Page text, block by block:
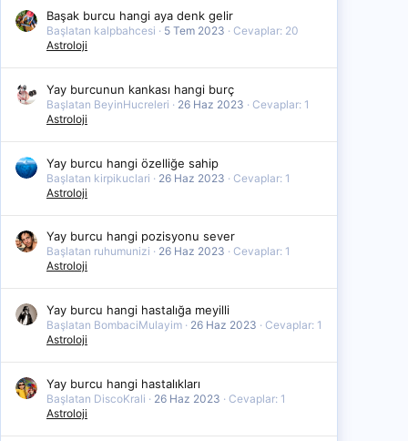
Başak burcu hangi aya denk gelir
Başlatan kalpbahcesi 5 Tem 2023
Cevaplar: 20
Astroloji
Yay burcunun kankası hangi burç
Başlatan BeyinHucreleri 26 Haz 2023
Cevaplar: 1
Astroloji
Yay burcu hangi özelliğe sahip
Başlatan kirpikuclari 26 Haz 2023
Cevaplar: 1
Astroloji
Yay burcu hangi pozisyonu sever
Başlatan ruhumunizi 26 Haz 2023
Cevaplar: 1
Astroloji
Yay burcu hangi hastalığa meyilli
Başlatan BombaciMulayim 26 Haz 2023
Cevaplar: 1
Astroloji
Yay burcu hangi hastalıkları
Başlatan DiscoKrali 26 Haz 2023
Cevaplar: 1
Astroloji